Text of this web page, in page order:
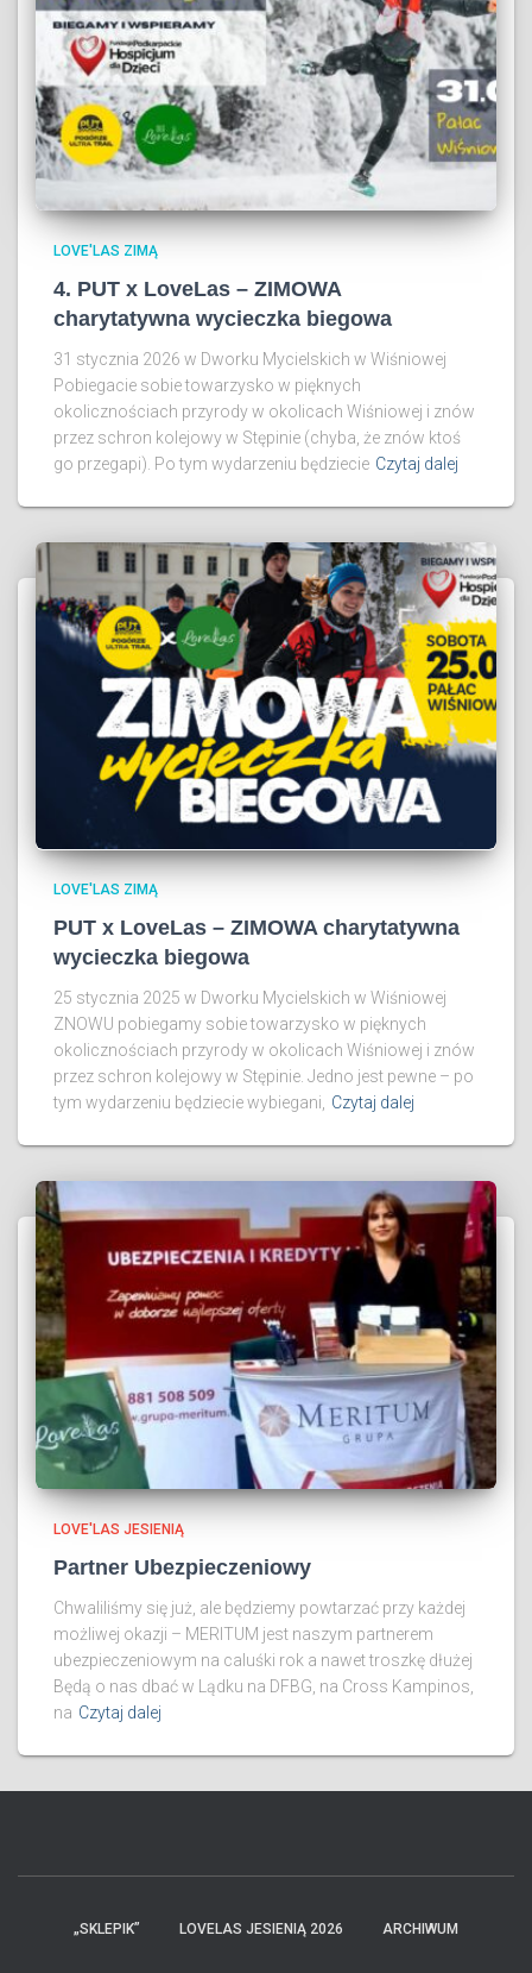
LOVE'LAS ZIMĄ
4. PUT x LoveLas – ZIMOWA
charytatywna wycieczka biegowa
31 stycznia 2026 w Dworku Mycielskich w Wiśniowej
Pobiegacie sobie towarzysko w pięknych
okolicznościach przyrody w okolicach Wiśniowej i znów
przez schron kolejowy w Stępinie (chyba, że znów ktoś
go przegapi). Po tym wydarzeniu będziecie Czytaj dalej
LOVE'LAS ZIMĄ
PUT x LoveLas – ZIMOWA charytatywna
wycieczka biegowa
25 stycznia 2025 w Dworku Mycielskich w Wiśniowej
ZNOWU pobiegamy sobie towarzysko w pięknych
okolicznościach przyrody w okolicach Wiśniowej i znów
przez schron kolejowy w Stępinie. Jedno jest pewne – po
tym wydarzeniu będziecie wybiegani, Czytaj dalej
LOVE'LAS JESIENIĄ
Partner Ubezpieczeniowy
Chwaliliśmy się już, ale będziemy powtarzać przy każdej
możliwej okazji – MERITUM jest naszym partnerem
ubezpieczeniowym na caluśki rok a nawet troszkę dłużej
Będą o nas dbać w Lądku na DFBG, na Cross Kampinos,
na Czytaj dalej
„SKLEPIK” LOVELAS JESIENIĄ 2026 ARCHIWUM